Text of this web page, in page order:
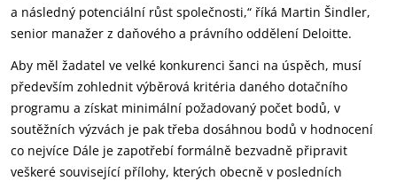
a následný potenciální růst společnosti,“ říká Martin Šindler,
senior manažer z daňového a právního oddělení Deloitte.
Aby měl žadatel ve velké konkurenci šanci na úspěch, musí
především zohlednit výběrová kritéria daného dotačního
programu a získat minimální požadovaný počet bodů, v
soutěžních výzvách je pak třeba dosáhnou bodů v hodnocení
co nejvíce Dále je zapotřebí formálně bezvadně připravit
veškeré související přílohy, kterých obecně v posledních